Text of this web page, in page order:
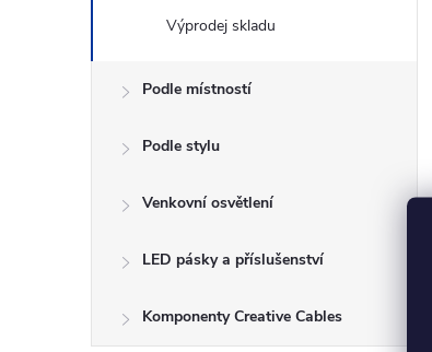
Výprodej skladu
Podle místností
Podle stylu
Venkovní osvětlení
LED pásky a příslušenství
Komponenty Creative Cables